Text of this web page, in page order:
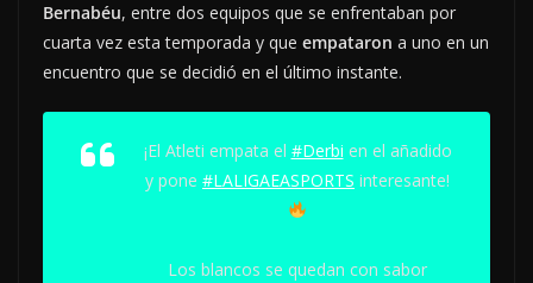
Bernabéu, entre dos equipos que se enfrentaban por
cuarta vez esta temporada y que empataron a uno en un
encuentro que se decidió en el último instante.
¡El Atleti empata el #Derbi en el añadido
y pone #LALIGAEASPORTS interesante!
Los blancos se quedan con sabor